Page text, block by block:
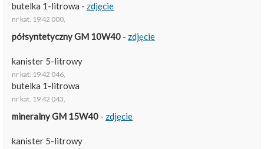
butelka 1-litrowa - zdjęcie
nr kat. 19 42 000,
półsyntetyczny GM 10W40 - zdjęcie
kanister 5-litrowy
nr kat. 19 42 046,
butelka 1-litrowa
nr kat. 19 42 043,
mineralny GM 15W40 - zdjęcie
kanister 5-litrowy